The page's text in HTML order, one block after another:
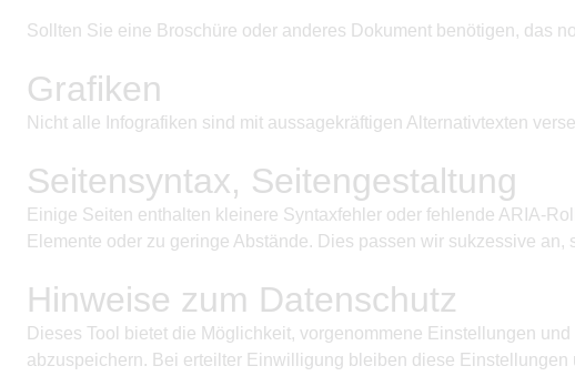
Sollten Sie eine Broschüre oder anderes Dokument benötigen, das
Grafiken
Nicht alle Infografiken sind mit aussagekräftigen Alternativtexten
Seitensyntax, Seitengestaltung
Einige Seiten enthalten kleinere Syntaxfehler oder fehlende ARIA-
Elemente oder zu geringe Abstände. Dies passen wir sukzessive
Hinweise zum Datenschutz
Dieses Tool bietet die Möglichkeit, vorgenommene Einstellungen
abzuspeichern. Bei erteilter Einwilligung bleiben diese